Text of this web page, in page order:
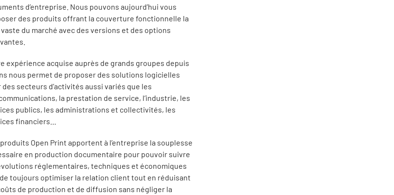
d’entreprise. Nous pouvons aujourd’hui vous
des produits offrant la couverture fonctionnelle la
du marché avec des versions et des options
expérience acquise auprès de grands groupes depuis
nous permet de proposer des solutions logicielles
des secteurs d’activités aussi variés que les
la prestation de service, l’industrie, les
publics, les administrations et collectivités, les
financiers…
Open Print apportent à l’entreprise la souplesse
en production documentaire pour pouvoir suivre
réglementaires, techniques et économiques
toujours optimiser la relation client tout en réduisant
de production et de diffusion sans négliger la